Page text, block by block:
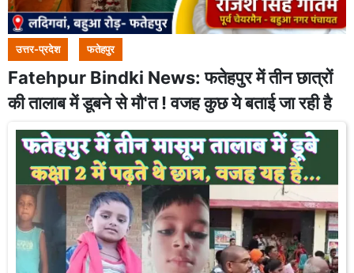
उत्तर-प्रदेश फतेहपुर
Fatehpur Bindki News: फतेहपुर में तीन छात्रों
की तालाब में डूबने से मौ'त ! वजह कुछ ये बताई जा रही है